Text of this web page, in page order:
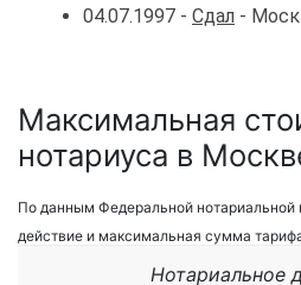
04.07.1997 - Сдал -
Максимальная
нотариуса в
По данным Федеральной нотариальной
действие и максимальная сумма
Нотариальное